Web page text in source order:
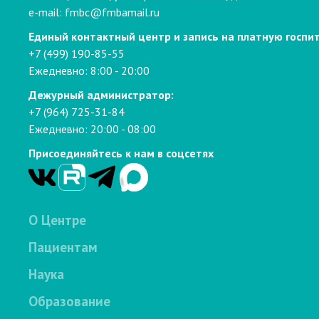
e-mail: fmbc@fmbamail.ru
Единый контактный центр и запись на платную
+7 (499) 190-85-55
Ежедневно: 8:00 - 20:00
Дежурный администратор:
+7 (964) 725-31-84
Ежедневно: 20:00 - 08:00
Присоединяйтесь к нам в соцсетях
О Центре
Пациентам
Наука
Образование